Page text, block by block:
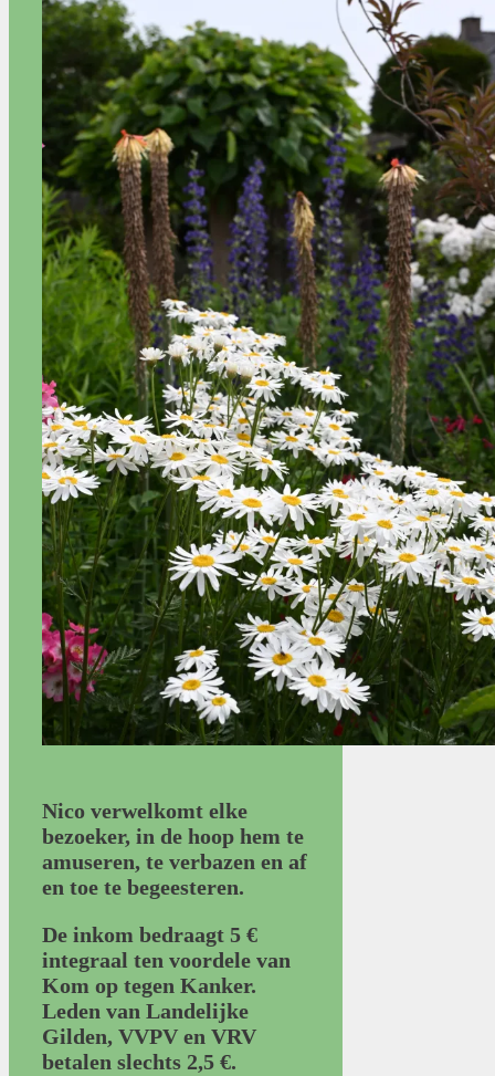
Nico verwelkomt elke
bezoeker, in de hoop hem te
amuseren, te verbazen en af
en toe te begeesteren.
De inkom bedraagt 5 €
integraal ten voordele van
Kom op tegen Kanker.
Leden van Landelijke
Gilden, VVPV en VRV
betalen slechts 2,5 €.